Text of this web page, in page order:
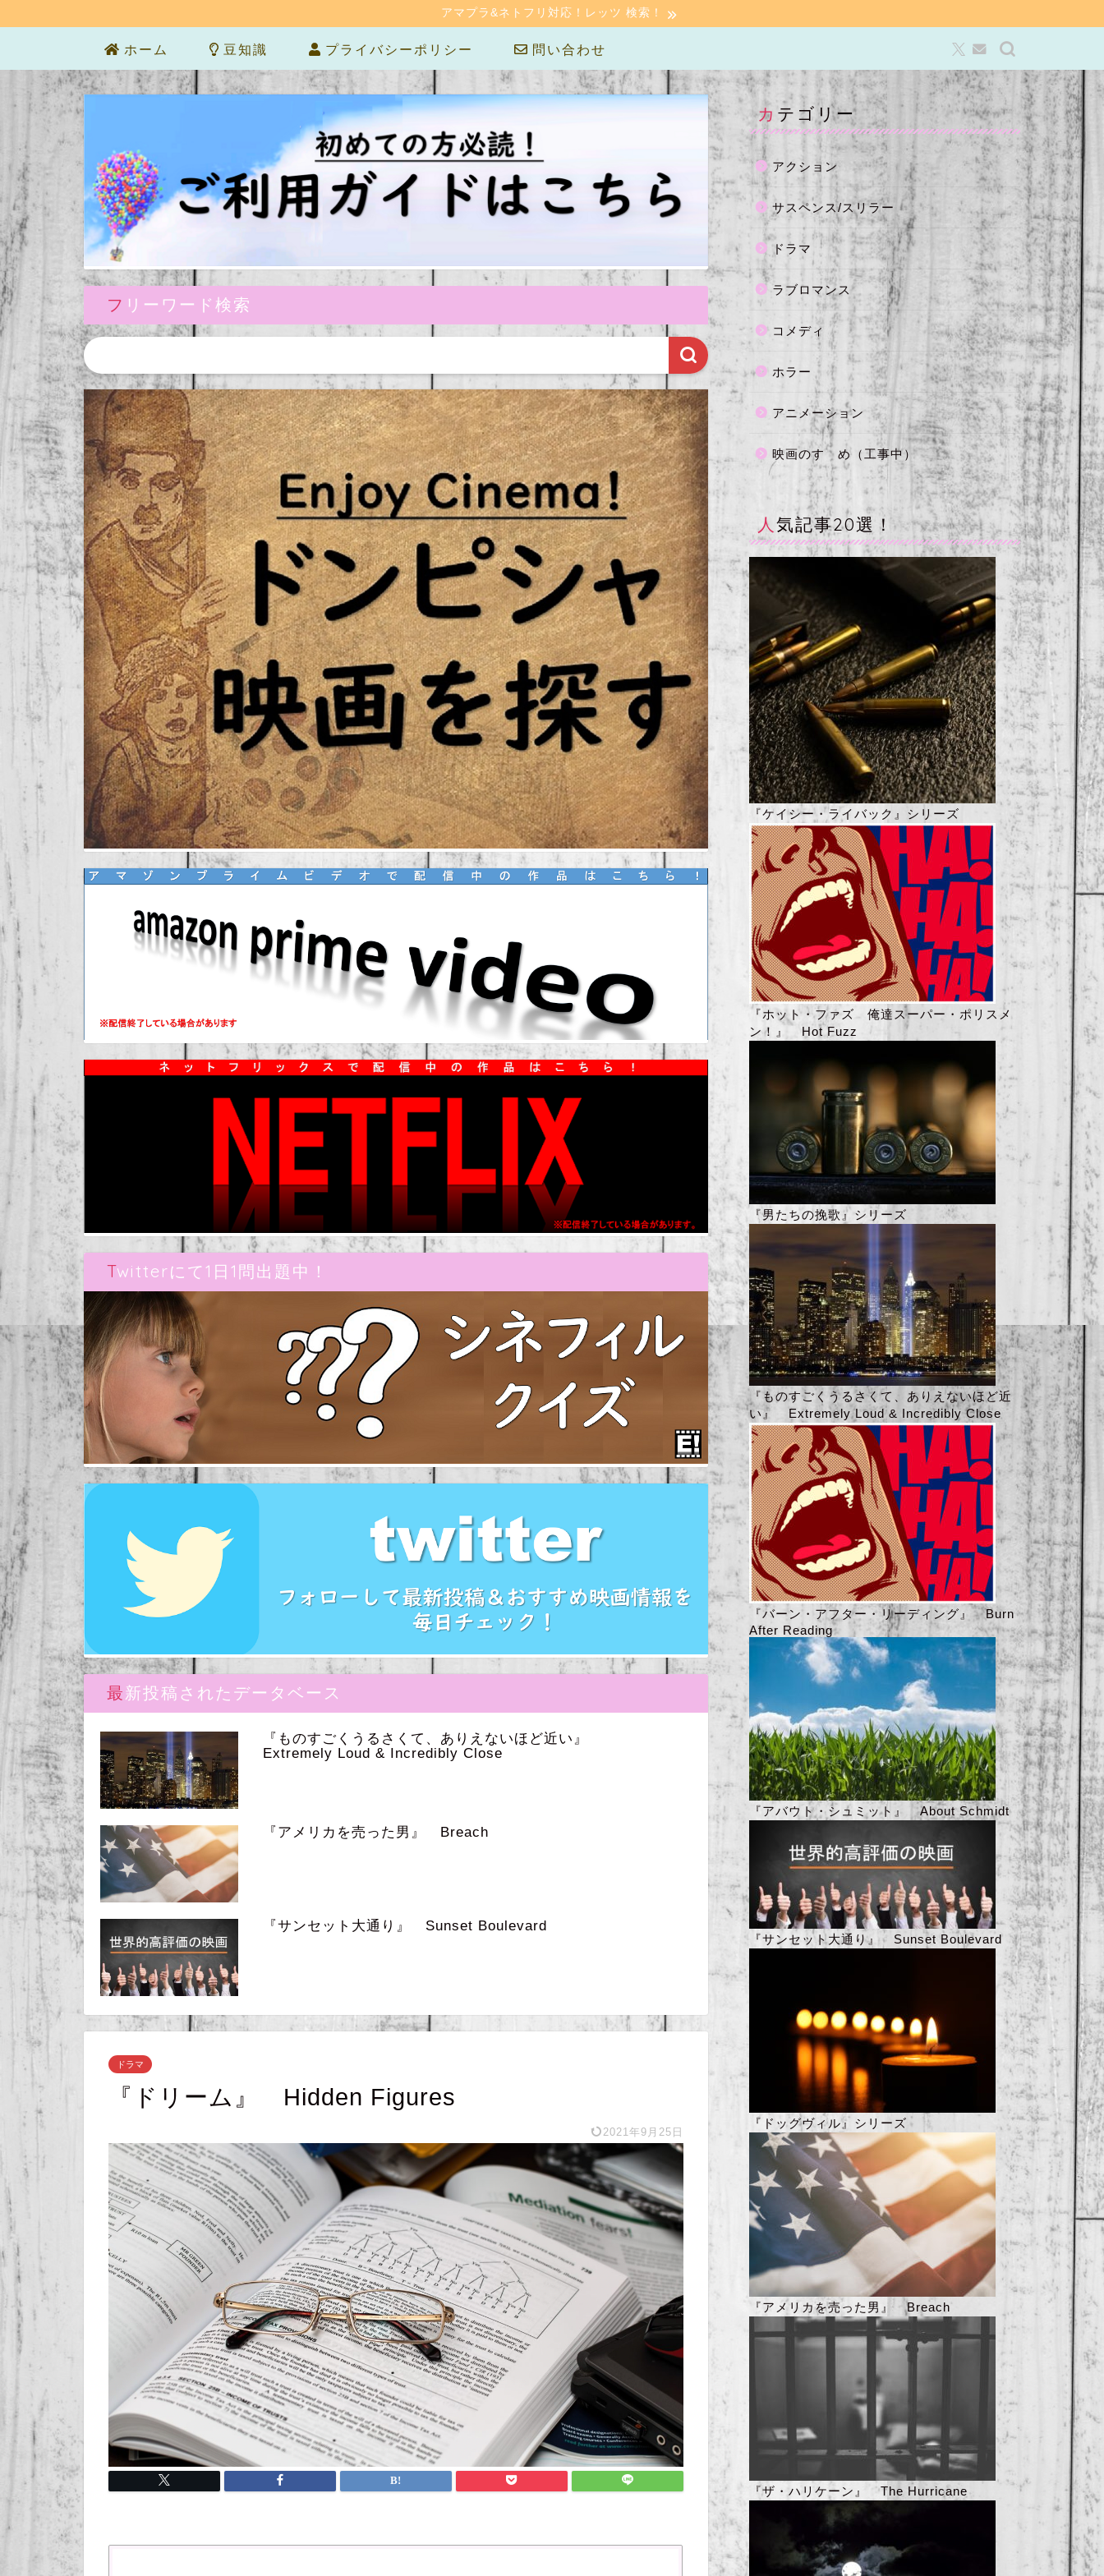
アマプラ&ネトフリ対応！レッツ 検索！
ホーム 豆知識 プライバシーポリシー 問い合わせ
フリーワード検索
Twitterにて1日1問出題中！
最新投稿されたデータベース
『ものすごくうるさくて、ありえないほど近い』
Extremely Loud & Incredibly Close
『アメリカを売った男』 Breach
『サンセット大通り』 Sunset Boulevard
ドラマ
『ドリーム』 Hidden Figures
2021年9月25日
カテゴリー
アクション
サスペンス/スリラー
ドラマ
ラブロマンス
コメディ
ホラー
アニメーション
映画のすゝめ（工事中）
人気記事20選！
『ケイシー・ライバック』シリーズ
『ホット・ファズ 俺達スーパー・ポリスメ
ン！』 Hot Fuzz
『男たちの挽歌』シリーズ
『ものすごくうるさくて、ありえないほど近
い』 Extremely Loud & Incredibly Close
『バーン・アフター・リーディング』 Burn
After Reading
『アバウト・シュミット』 About Schmidt
『サンセット大通り』 Sunset Boulevard
『ドッグヴィル』シリーズ
『アメリカを売った男』 Breach
『ザ・ハリケーン』 The Hurricane